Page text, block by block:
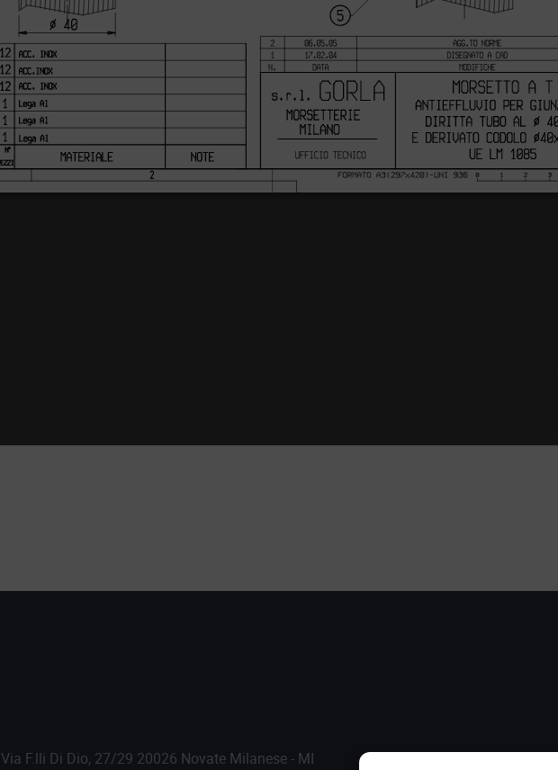
Via F.lli Di Dio, 27/29 20026 Novate Milanese - MI